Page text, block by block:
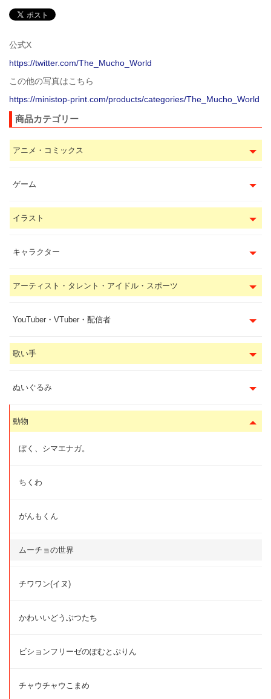
公式X
https://twitter.com/The_Mucho_World
この他の写真はこちら
https://ministop-print.com/products/categories/The_Mucho_World
商品カテゴリー
アニメ・コミックス
ゲーム
イラスト
キャラクター
アーティスト・タレント・アイドル・スポーツ
YouTuber・VTuber・配信者
歌い手
ぬいぐるみ
動物
ぼく、シマエナガ。
ちくわ
がんもくん
ムーチョの世界
チワワン(イヌ)
かわいいどうぶつたち
ビションフリーゼのぽむとぷりん
チャウチャウこまめ